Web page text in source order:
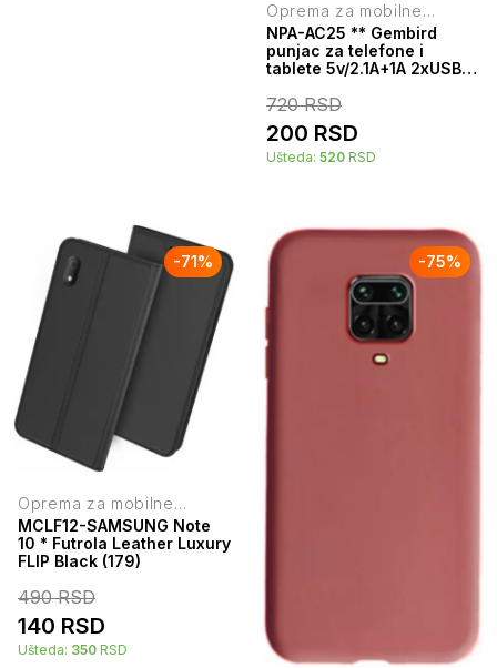
Oprema za mobilne
telefone
NPA-AC25 ** Gembird
punjac za telefone i
tablete 5v/2.1A+1A 2xUSB
1M(263) 38928
720RSD
200 RSD
Ušteda: 520 RSD
-71%
Oprema za mobilne
telefone
MCLF12-SAMSUNG Note
10 * Futrola Leather Luxury
FLIP Black (179)
490RSD
140 RSD
Ušteda: 350 RSD
-75%